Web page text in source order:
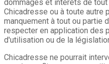
dommages et intérêts de
Chicadresse ou à toute autre
manquement à tout ou partie
respecter en application des
d'utilisation ou de la
Chicadresse ne pourrait